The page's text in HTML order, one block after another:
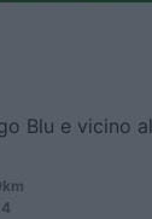
Blu e vicino